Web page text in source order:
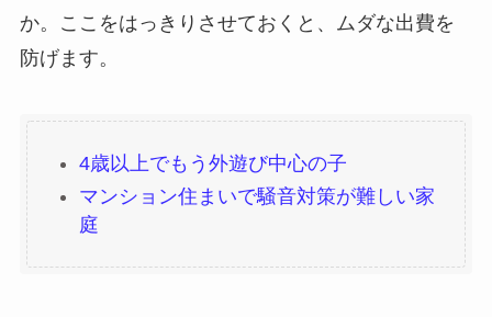
か。ここをはっきりさせておくと、ムダな出費を
防げます。
4歳以上でもう外遊び中心の子
マンション住まいで騒音対策が難しい家
庭